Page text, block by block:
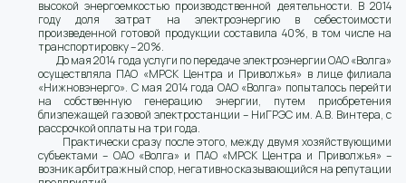
высокой энергоемкостью производственной деятельности. В 2014
году доля затрат на электроэнергию в себестоимости
произведенной готовой продукции составила 40%, в том числе на
транспортировку – 20%.
До мая 2014 года услуги по передаче электроэнергии ОАО «Волга»
осуществляла ПАО «МРСК Центра и Приволжья» в лице филиала
«Нижновэнерго». С мая 2014 года ОАО «Волга» попыталось перейти
на собственную генерацию энергии, путем приобретения
близлежащей газовой электростанции – НиГРЭС им. А.В. Винтера, с
рассрочкой оплаты на три года.
Практически сразу после этого, между двумя хозяйствующими
субъектами – ОАО «Волга» и ПАО «МРСК Центра и Приволжья» –
возник арбитражный спор, негативно сказывающийся на репутации